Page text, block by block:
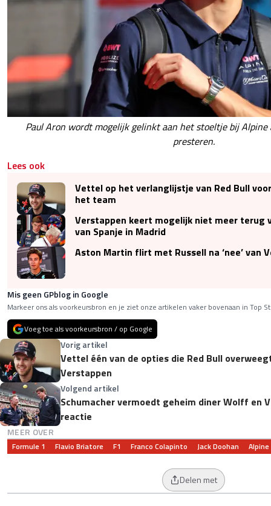
Paul Aron wordt mogelijk gelinkt aan het stoeltje bij
presteren.
Lees ook
Vettel op het verlanglijstje van Red Bull
het team
Verstappen keert mogelijk niet meer terug
van Spanje in Madrid
Aston Martin flirt met Russell na ‘nee’ van
Mis geen GPblog in Google
Markeer ons als voorkeursbron en je ziet onze artikelen vaker bovenaan in Top
Voeg toe als voorkeursbron / op Google
Vorig artikel
Vettel één van de opties die Red Bull
Verstappen
Volgend artikel
Schumacher vermoedt geheim diner Wolff en
reactie
MEER OVER
Formule 1 Flavio Briatore F1 Franco Colapinto Jack Doohan Alpine
Delen met